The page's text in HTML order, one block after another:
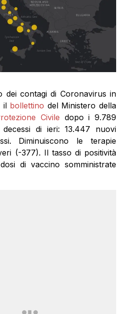
dei contagi di Coronavirus in
il bollettino del Ministero della
Civile dopo i 9.789
di ieri: 13.447 nuovi
Diminuiscono le terapie
(-377). Il tasso di positività
di vaccino somministrate